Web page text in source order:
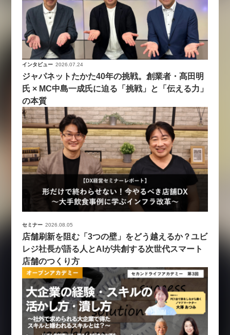
インタビュー 2026.07.24
ジャパネットたかた40年の挑戦。創業者・髙田明
氏 × MC中島一成氏に迫る「挑戦」と「伝える力」
の本質
セミナー 2026.08.05
店舗刷新を阻む「3つの壁」をどう越えるか？ユビ
レジ社長が語る人とAIが共創する次世代スマート
店舗のつくり方